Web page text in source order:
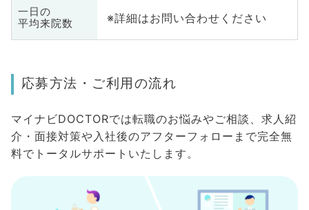
一日の
平均来院数
※詳細はお問い合わせください
応募方法・ご利用の流れ
マイナビDOCTORでは転職のお悩みやご相談、求人紹
介・面接対策や入社後のアフターフォローまで完全無
料でトータルサポートいたします。